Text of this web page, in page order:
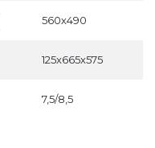
560х490
125x665x575
7,5/8,5